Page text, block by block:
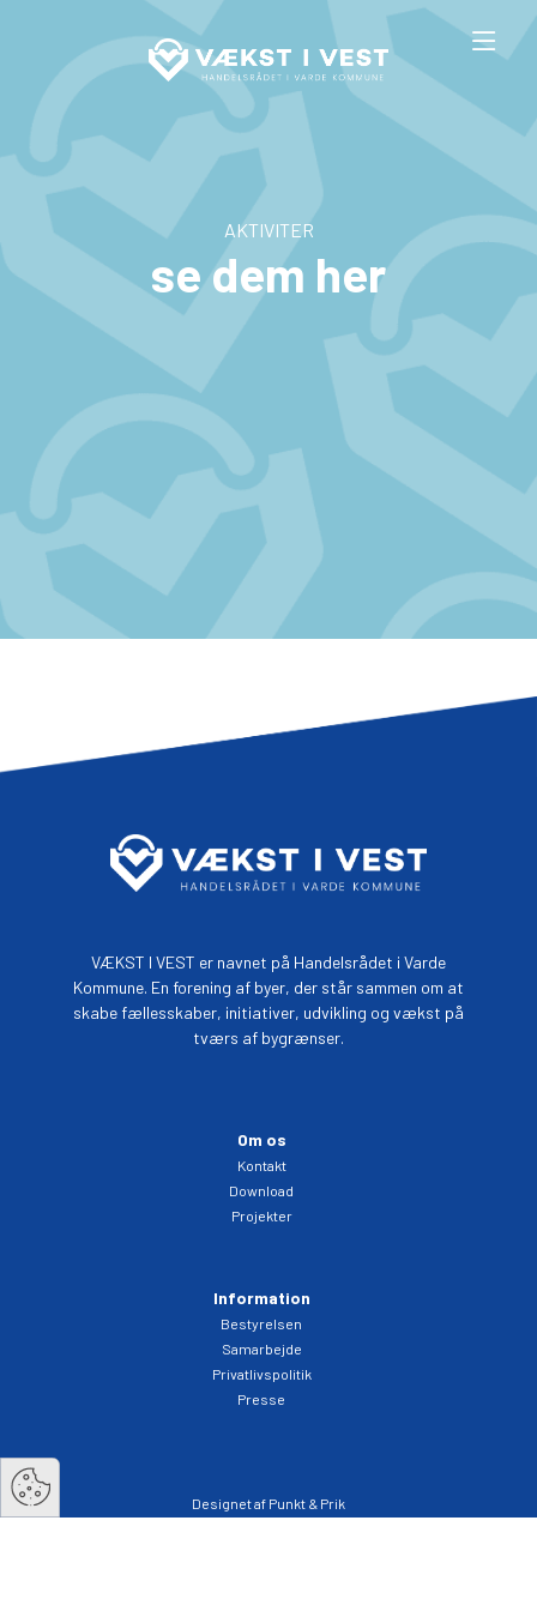
AKTIVITER
se dem her
VÆKST I VEST er navnet på Handelsrådet i Varde
Kommune. En forening af byer, der står sammen om at
skabe fællesskaber, initiativer, udvikling og vækst på
tværs af bygrænser.
Om os
Kontakt
Download
Projekter
Information
Bestyrelsen
Samarbejde
Privatlivspolitik
Presse
Designet af Punkt & Prik